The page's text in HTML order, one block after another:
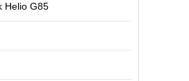
Helio G85